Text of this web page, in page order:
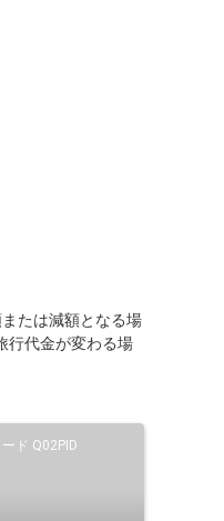
たは減額となる場
行代金が変わる場
ド Q02PID